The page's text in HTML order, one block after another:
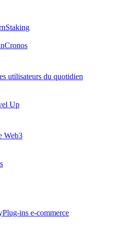
Staking
Cronos
utilisateurs du quotidien
Up
Web3
Plug-ins e-commerce